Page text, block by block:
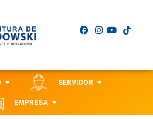
SERVIDOR
EMPRESA